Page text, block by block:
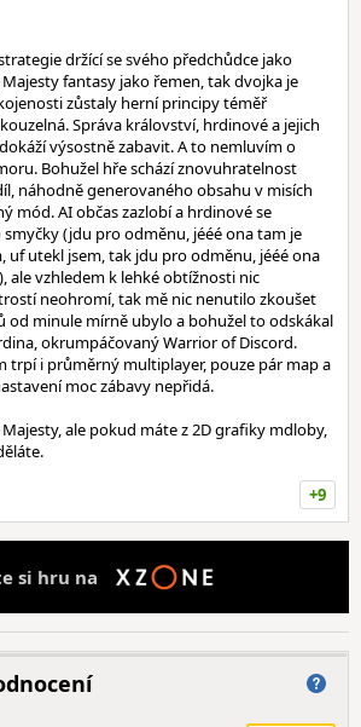
držící se svého předchůdce jako
fantasy jako řemen, tak dvojka je
zůstaly herní principy téměř
Správa království, hrdinové a jejich
výsostně zabavit. A to nemluvím o
Bohužel hře schází znovuhratelnost
náhodně generovaného obsahu v misích
mód. AI občas zazlobí a hrdinové se
(jdu pro odměnu, jééé ona tam je
uf utekl jsem, tak jdu pro odměnu, jééé ona
ale vzhledem k lehké obtížnosti nic
neohromí, tak mě nic nenutilo zkoušet
od minule mírně ubylo a bohužel to odskákal
okrumpáčovaný Warrior of Discord.
trpí i průměrný multiplayer, pouze pár map a
moc zábavy nepřidá.
ale pokud máte z 2D grafiky mdloby,
+9
si hru na